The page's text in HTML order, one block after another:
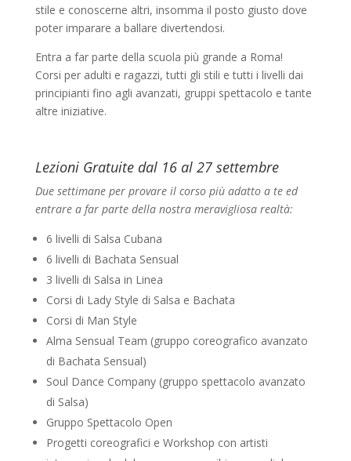
stile e conoscerne altri, insomma il posto giusto dove
poter imparare a ballare divertendosi.
Entra a far parte della scuola più grande a Roma!
Corsi per adulti e ragazzi, tutti gli stili e tutti i livelli dai
principianti fino agli avanzati, gruppi spettacolo e tante
altre iniziative.
Lezioni Gratuite dal 16 al 27 settembre
Due settimane per provare il corso più adatto a te ed
entrare a far parte della nostra meravigliosa realtà:
6 livelli di Salsa Cubana
6 livelli di Bachata Sensual
3 livelli di Salsa in Linea
Corsi di Lady Style di Salsa e Bachata
Corsi di Man Style
Alma Sensual Team (gruppo coreografico avanzato
di Bachata Sensual)
Soul Dance Company (gruppo spettacolo avanzato
di Salsa)
Gruppo Spettacolo Open
Progetti coreografici e Workshop con artisti